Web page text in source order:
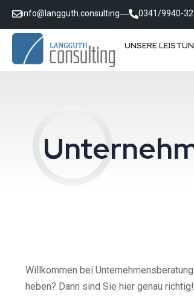
info@langguth.consulting 0341/9940-
UNSERE
Willkommen bei
heben? Dann sind Sie hier genau